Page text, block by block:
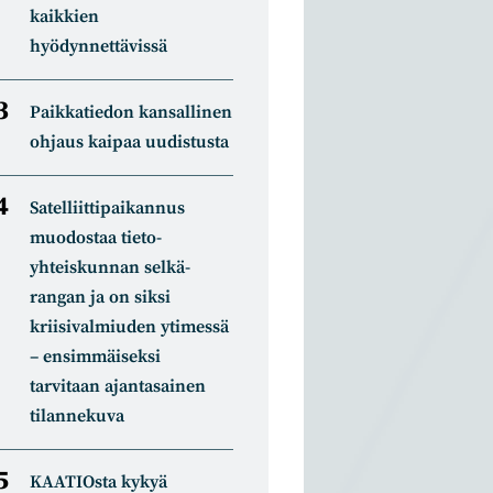
kaikkien
hyödynnettävissä
Paikkatiedon kansallinen
ohjaus kaipaa uudistusta
Satelliitti­paikannus
muodostaa tieto­
yhteiskunnan selkä­
rangan ja on siksi
kriisivalmiuden ytimessä
– ensimmäiseksi
tarvitaan ajantasainen
tilannekuva
KAATIOsta kykyä